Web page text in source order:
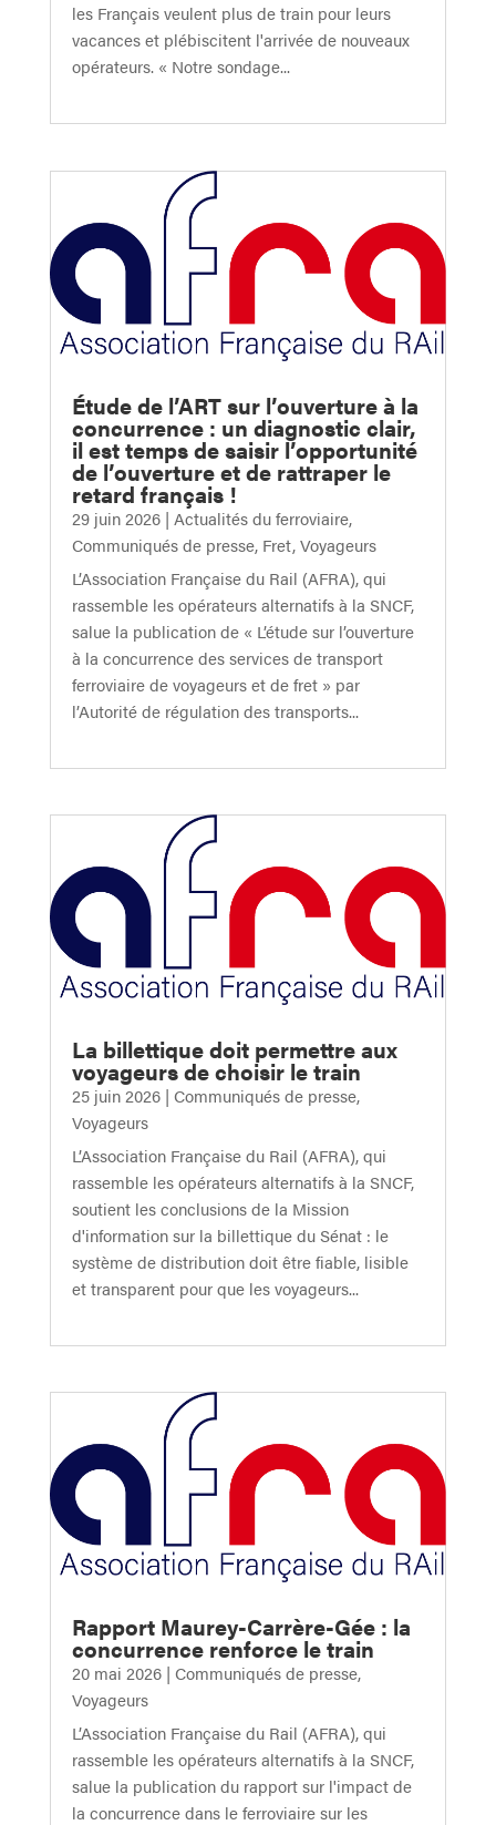
les Français veulent plus de train pour leurs
vacances et plébiscitent l'arrivée de nouveaux
opérateurs. « Notre sondage...
Étude de l’ART sur l’ouverture à la
concurrence : un diagnostic clair,
il est temps de saisir l’opportunité
de l’ouverture et de rattraper le
retard français !
29 juin 2026| Actualités du ferroviaire,
Communiqués de presse, Fret,Voyageurs
L’Association Française du Rail (AFRA), qui
rassemble les opérateurs alternatifs à la SNCF,
salue la publication de « L’étude sur l’ouverture
à la concurrence des services de transport
ferroviaire de voyageurs et de fret » par
l’Autorité de régulation des transports...
La billettique doit permettre aux
voyageurs de choisir le train
25 juin 2026| Communiqués de presse,
Voyageurs
L’Association Française du Rail (AFRA), qui
rassemble les opérateurs alternatifs à la SNCF,
soutient les conclusions de la Mission
d'information sur la billettique du Sénat : le
système de distribution doit être fiable, lisible
et transparent pour que les voyageurs...
Rapport Maurey-Carrère-Gée : la
concurrence renforce le train
20 mai 2026| Communiqués de presse,
Voyageurs
L’Association Française du Rail (AFRA), qui
rassemble les opérateurs alternatifs à la SNCF,
salue la publication du rapport sur l'impact de
la concurrence dans le ferroviaire sur les